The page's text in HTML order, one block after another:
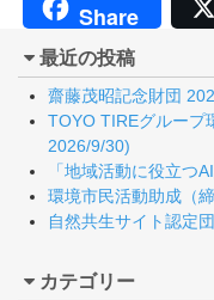
Share
最近の投稿
齋藤茂昭記念財団
TOYO TIREグループ
2026/9/30)
「地域活動に役立つ
環境市民活動助成（
自然共生サイト認定
カテゴリー